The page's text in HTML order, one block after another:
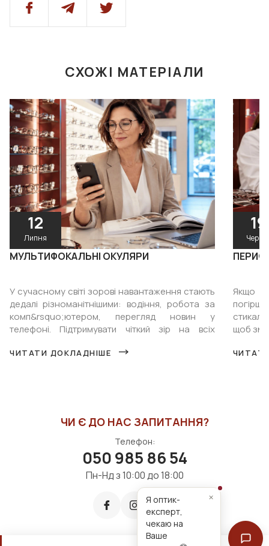
СХОЖІ МАТЕРІАЛИ
12
Липня
МУЛЬТИФОКАЛЬНІ ОКУЛЯРИ
У сучасному світі зорові навантаження стають
дедалі різноманітнішими: водіння, робота за
комп&rsquo;ютером, перегляд новин у
телефоні. Підтримувати чіткий зір на всіх
ЧИТАТИ ДОКЛАДНІШЕ
19
Якщо
щоб
ЧИ Є ДО НАС ЗАПИТАННЯ?
Телефон:
050 985 86 54
Пн-Нд з 10:00 до 18:00
Я оптик-
експерт,
чекаю на
Ваше
×